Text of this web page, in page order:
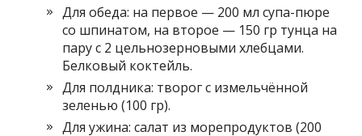
Для обеда: на первое — 200 мл супа-пюре
со шпинатом, на второе — 150 гр тунца на
пару с 2 цельнозерновыми хлебцами.
Белковый коктейль.
Для полдника: творог с измельчённой
зеленью (100 гр).
Для ужина: салат из морепродуктов (200